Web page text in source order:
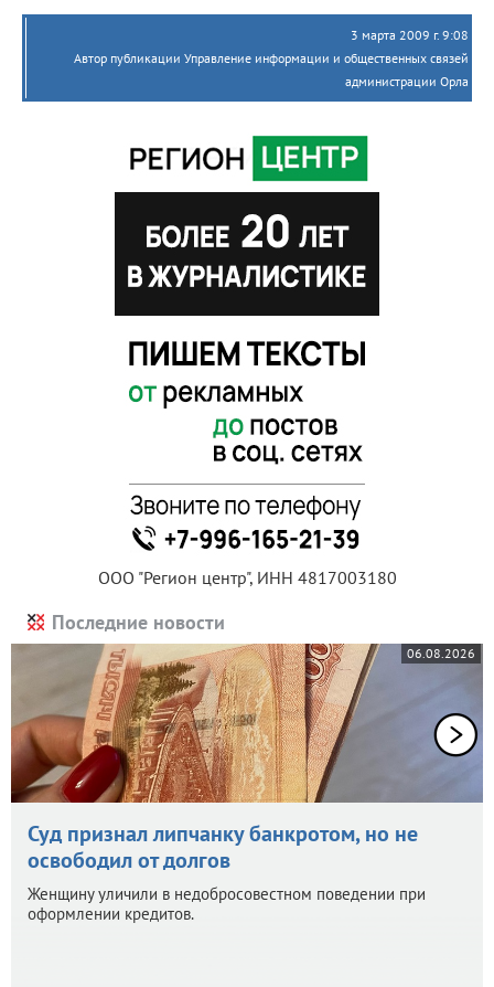
3 марта 2009 г. 9:08
Автор публикации Управление информации и общественных связей
администрации Орла
ООО "Регион центр", ИНН 4817003180
Последние новости
06.08.2026
Суд признал липчанку банкротом, но не
освободил от долгов
Женщину уличили в недобросовестном поведении при
оформлении кредитов.